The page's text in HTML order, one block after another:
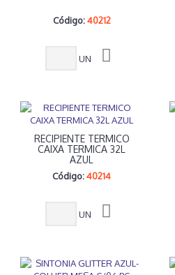
Código: 40212
UN
RECIPIENTE TERMICO
CAIXA TERMICA 32L
AZUL
Código:40214
UN